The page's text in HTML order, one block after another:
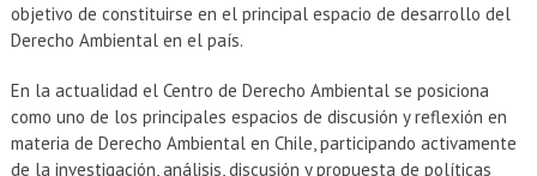
objetivo de constituirse en el principal espacio de desarrollo del
Derecho Ambiental en el país.
En la actualidad el Centro de Derecho Ambiental se posiciona
como uno de los principales espacios de discusión y reflexión en
materia de Derecho Ambiental en Chile, participando activamente
de la investigación, análisis, discusión y propuesta de políticas